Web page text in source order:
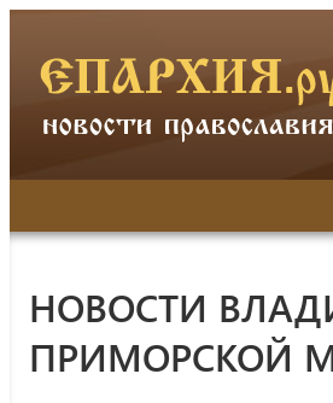
НОВОСТИ
ПРИМОРСКОЙ